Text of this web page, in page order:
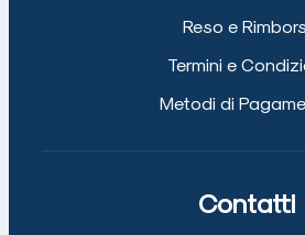
Reso e
Termini e
Metodi di
Contatti